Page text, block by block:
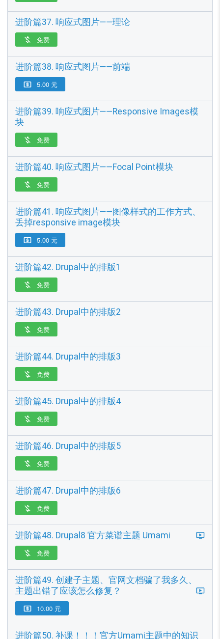
进阶篇37. 响应式图片——理论
 免费
进阶篇38. 响应式图片——前端
 5.00 元
进阶篇39. 响应式图片——Responsive Images模
块
 免费
进阶篇40. 响应式图片——Focal Point模块
 免费
进阶篇41. 响应式图片——图像样式的工作方式、
丢掉responsive image模块
 5.00 元
进阶篇42. Drupal中的排版1
 免费
进阶篇43. Drupal中的排版2
 免费
进阶篇44. Drupal中的排版3
 免费
进阶篇45. Drupal中的排版4
 免费
进阶篇46. Drupal中的排版5
 免费
进阶篇47. Drupal中的排版6
 免费
进阶篇48. Drupal8 官方菜谱主题 Umami
 免费
进阶篇49. 创建子主题、官网文档骗了我多久、
主题出错了应该怎么修复？
 10.00 元
进阶篇50. 补课！！！官方Umami主题中的知识